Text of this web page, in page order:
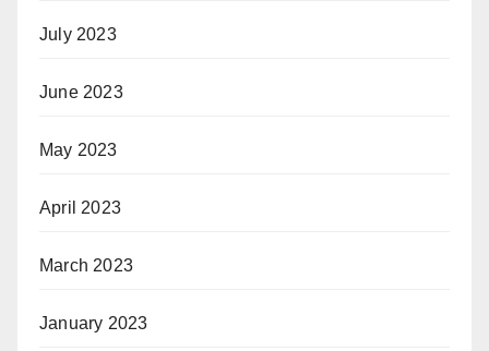
July 2023
June 2023
May 2023
April 2023
March 2023
January 2023